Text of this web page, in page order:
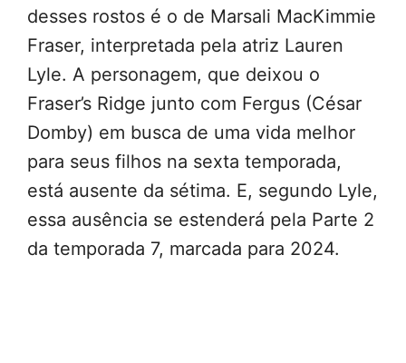
desses rostos é o de Marsali MacKimmie
Fraser, interpretada pela atriz Lauren
Lyle. A personagem, que deixou o
Fraser’s Ridge junto com Fergus (César
Domby) em busca de uma vida melhor
para seus filhos na sexta temporada,
está ausente da sétima. E, segundo Lyle,
essa ausência se estenderá pela Parte 2
da temporada 7, marcada para 2024.